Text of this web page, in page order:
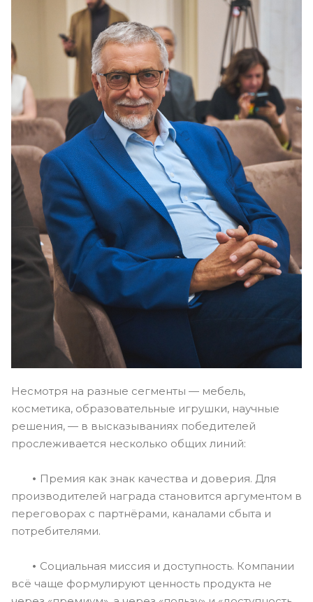
Несмотря на разные сегменты — мебель,
косметика, образовательные игрушки, научные
решения, — в высказываниях победителей
прослеживается несколько общих линий:
• Премия как знак качества и доверия. Для
производителей награда становится аргументом в
переговорах с партнёрами, каналами сбыта и
потребителями.
• Социальная миссия и доступность. Компании
всё чаще формулируют ценность продукта не